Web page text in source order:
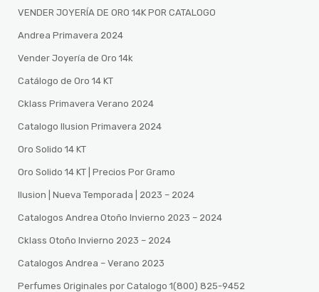
VENDER JOYERÍA DE ORO 14K POR CATALOGO
Andrea Primavera 2024
Vender Joyería de Oro 14k
Catálogo de Oro 14 KT
Cklass Primavera Verano 2024
Catalogo Ilusion Primavera 2024
Oro Solido 14 KT
Oro Solido 14 KT | Precios Por Gramo
Ilusion | Nueva Temporada | 2023 – 2024
Catalogos Andrea Otoño Invierno 2023 – 2024
Cklass Otoño Invierno 2023 – 2024
Catalogos Andrea – Verano 2023
Perfumes Originales por Catalogo 1(800) 825-9452